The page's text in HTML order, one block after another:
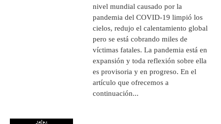
nivel mundial causado por la
pandemia del COVID-19 limpió los
cielos, redujo el calentamiento global
pero se está cobrando miles de
víctimas fatales. La pandemia está en
expansión y toda reflexión sobre ella
es provisoria y en progreso. En el
artículo que ofrecemos a
continuación...